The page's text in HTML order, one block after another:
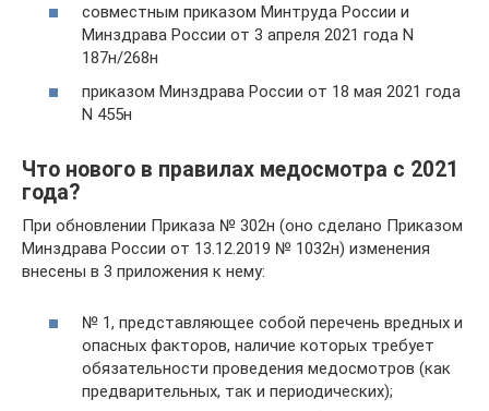
совместным приказом Минтруда России и
Минздрава России от 3 апреля 2021 года N
187н/268н
приказом Минздрава России от 18 мая 2021 года
N 455н
Что нового в правилах медосмотра с 2021
года?
При обновлении Приказа № 302н (оно сделано Приказом
Минздрава России от 13.12.2019 № 1032н) изменения
внесены в 3 приложения к нему:
№ 1, представляющее собой перечень вредных и
опасных факторов, наличие которых требует
обязательности проведения медосмотров (как
предварительных, так и периодических);